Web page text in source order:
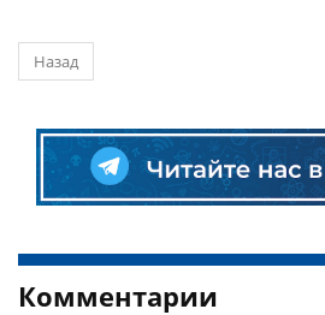
Назад
Комментарии